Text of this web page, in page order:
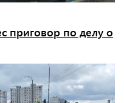
приговор по делу о